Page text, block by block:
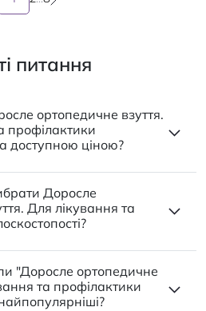
питання
ортопедичне взуття.
профілактики
доступною ціною?
Доросле
Для лікування та
"Доросле ортопедичне
та профілактики